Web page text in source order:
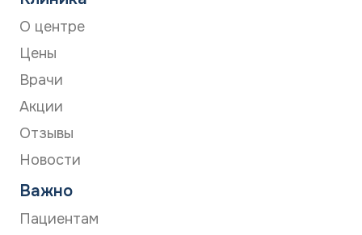
О центре
Цены
Врачи
Акции
Отзывы
Новости
Важно
Пациентам